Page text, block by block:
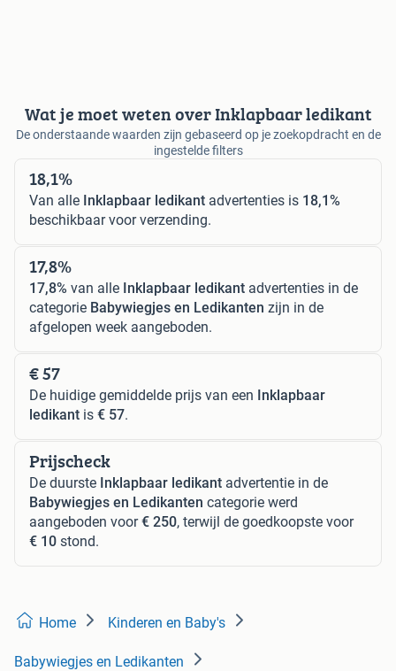
Wat je moet weten over Inklapbaar ledikant
De onderstaande waarden zijn gebaseerd op je zoekopdracht en de
ingestelde filters
18,1%
Van alle Inklapbaar ledikant advertenties is 18,1%
beschikbaar voor verzending.
17,8%
17,8% van alle Inklapbaar ledikant advertenties in de
categorie Babywiegjes en Ledikanten zijn in de
afgelopen week aangeboden.
€ 57
De huidige gemiddelde prijs van een Inklapbaar
ledikant is € 57.
Prijscheck
De duurste Inklapbaar ledikant advertentie in de
Babywiegjes en Ledikanten categorie werd
aangeboden voor€ 250, terwijl de goedkoopste voor
€ 10 stond.
Home Kinderen en Baby's
Babywiegjes en Ledikanten